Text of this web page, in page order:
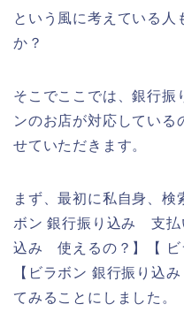
という風に考えている人
か？
そこでここでは、銀行振
ンのお店が対応している
せていただきます。
まず、最初に私自身、検
ボン 銀行振り込み 支払
込み 使えるの？】【 ビ
【ビラボン 銀行振り込
てみることにしました。